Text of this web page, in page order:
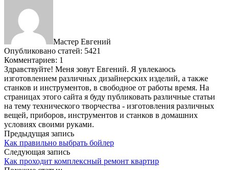
Мастер Евгений
Опубликовано статей: 5421
Комментариев: 1
Здравствуйте! Меня зовут Евгений. Я увлекаюсь
изготовлением различных дизайнерских изделий, а также
станков и инструментов, в свободное от работы время. На
страницах этого сайта я буду публиковать различные статьи
на тему технического творчества - изготовления различных
вещей, приборов, инструментов и станков в домашних
условиях своими руками.
Предыдущая запись
Как правильно выбрать бойлер
Следующая запись
Как проходит комплексный ремонт квартир